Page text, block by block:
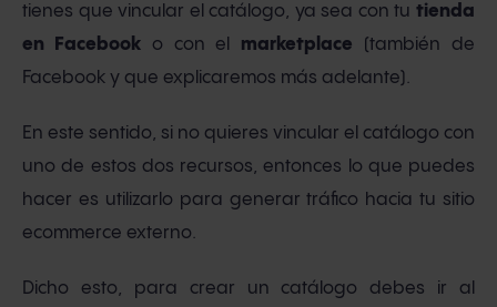
tienes que vincular el catálogo, ya sea con tu tienda
en Facebooko con el marketplace (también de
Facebook y que explicaremos más adelante).
En este sentido, si no quieres vincular el catálogo con
uno de estos dos recursos, entonces lo que puedes
hacer es utilizarlo para generar tráfico hacia tu sitio
ecommerce externo.
Dicho esto, para crear un catálogo debes ir al